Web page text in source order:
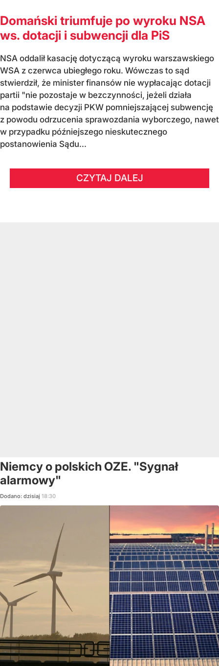
Domański triumfuje po wyroku NSA
ws. dotacji i subwencji dla PiS
NSA oddalił kasację dotyczącą wyroku warszawskiego
WSA z czerwca ubiegłego roku. Wówczas to sąd
stwierdził, że minister finansów nie wypłacając dotacji
partii "nie pozostaje w bezczynności, jeżeli działa
na podstawie decyzji PKW pomniejszającej subwencję
z powodu odrzucenia sprawozdania wyborczego, nawet
w przypadku późniejszego nieskutecznego
postanowienia Sądu...
CZYTAJ DALEJ
Niemcy o polskich OZE. "Sygnał
alarmowy"
Dodano: dzisiaj 18:30